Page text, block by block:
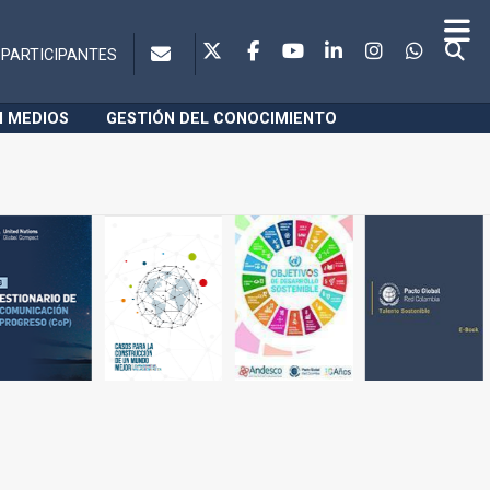
PARTICIPANTES
MEDIOS GESTIÓN DEL CONOCIMIENTO